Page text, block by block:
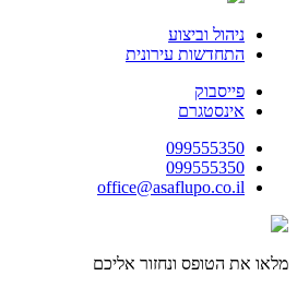
ניהול וביצוע
התחדשות עירונית
פייסבוק
אינסטגרם
099555350
099555350
office@asaflupo.co.il
מלאו את הטופס ונחזור אליכם